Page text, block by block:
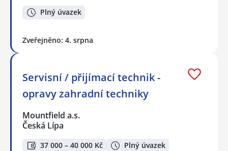
Plný úvazek
Zveřejněno: 4. srpna
Servisní / přijímací technik -
opravy zahradní techniky
Mountfield a.s.
Česká Lípa
37 000 – 40 000 Kč Plný úvazek